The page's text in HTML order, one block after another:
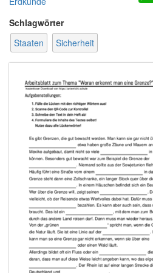
Schlagwörter
Staaten
Sicherheit